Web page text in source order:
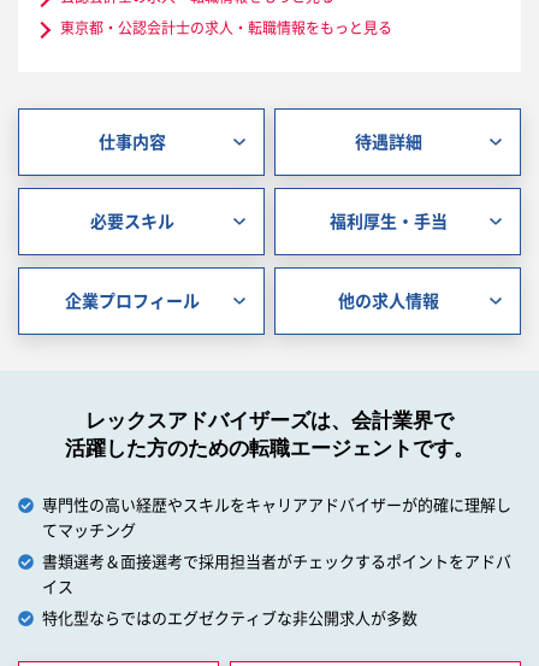
東京都・公認会計士の求人・転職情報をもっと見る
仕事内容 待遇詳細
必要スキル 福利厚生・手当
企業プロフィール 他の求人情報
レックスアドバイザーズは、会計業界で
活躍した方のための転職エージェントです。
専門性の高い経歴やスキルをキャリアアドバイザーが的確に理解し
てマッチング
書類選考＆面接選考で採用担当者がチェックするポイントをアドバ
イス
特化型ならではのエグゼクティブな非公開求人が多数